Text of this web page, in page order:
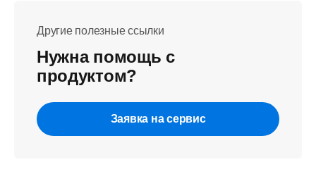
Другие полезные ссылки
Нужна помощь с
продуктом?
Заявка на сервис